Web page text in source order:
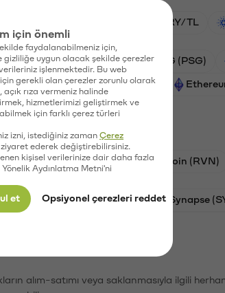
VANRY/TL
(XRP) Xai (XAI) PSG (PSG)
(ADA) Vanar (VANRY)
Litecoin (LTC) Ravencoin (RVN)
Avalanche (AVAX) Synapse
alım-satımı veya saklanmasıyla ilgili
için önemli
faydalanabilmeniz için,
gizliliğe uygun olacak şekilde çerezler
verileriniz işlenmektedir. Bu web
için gerekli olan çerezler zorunlu olarak
açık rıza vermeniz halinde
hizmetlerimizi geliştirmek ve
için farklı çerez türleri
izni, istediğiniz zaman Çerez
ziyaret ederek değiştirebilirsiniz.
kişisel verilerinize dair daha fazla
Aydınlatma Metni'ni
et Opsiyonel çerezleri reddet